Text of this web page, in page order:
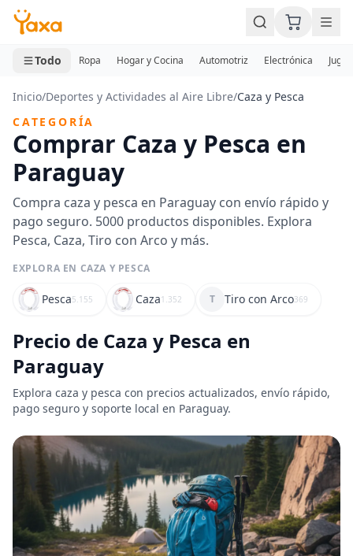
MINI CARRITO
0 productos
Todo Ropa Hogar y Cocina Automotriz Electrónica
Inicio/Deportes y Actividades al Aire Libre/Caza y Pesca
CATEGORÍA
Comprar Caza y Pesca en
Paraguay
Compra caza y pesca en Paraguay con envío rápido y
pago seguro. 5000 productos disponibles. Explora
Pesca, Caza, Tiro con Arco y más.
EXPLORA EN CAZA Y PESCA
Pesca5.155 Caza1.352 T Tiro con Arco369
Precio de Caza y Pesca en
Paraguay
Explora caza y pesca con precios actualizados, envío rápido,
pago seguro y soporte local en Paraguay.